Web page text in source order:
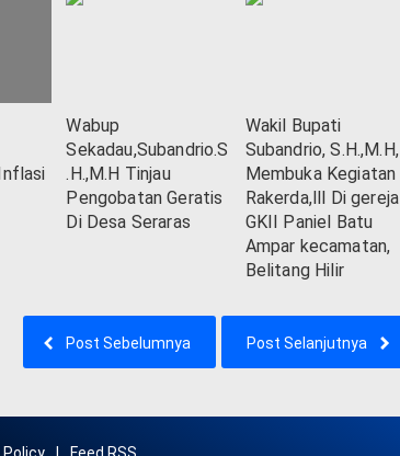
Wabup
Sekadau,Subandrio.S
.H.,M.H Tinjau
Pengobatan Geratis
Di Desa Seraras
Wakil Bupati
Subandrio, S.H.,M.H,
Membuka Kegiatan
Rakerda,lll Di gereja
GKII Paniel Batu
Ampar kecamatan,
Belitang Hilir
Post Selanjutnya
Post Sebelumnya
Policy Feed RSS